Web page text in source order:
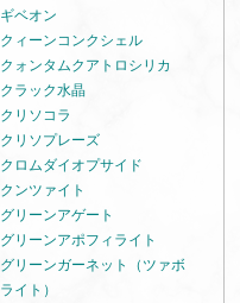
ギベオン
クィーンコンクシェル
クォンタムクアトロシリカ
クラック水晶
クリソコラ
クリソプレーズ
クロムダイオプサイド
クンツァイト
グリーンアゲート
グリーンアポフィライト
グリーンガーネット（ツァボ
ライト）